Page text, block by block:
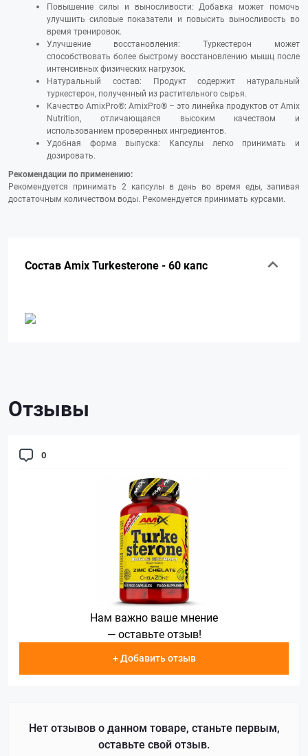
Повышение силы и выносливости: Добавка может помочь
улучшить силовые показатели и повысить выносливость во
время тренировок.
Улучшение восстановления: Туркестерон может
способствовать более быстрому восстановлению мышц после
интенсивных физических нагрузок.
Натуральный состав: Продукт содержит натуральный
туркестерон, полученный из растительного сырья.
Качество AmixPro®: AmixPro® – это линейка продуктов от Amix
Nutrition, отличающаяся высоким качеством и
использованием проверенных ингредиентов.
Удобная форма выпуска: Капсулы легко принимать и
дозировать.
Рекомендации по применению:
Рекомендуется принимать 2 капсулы в день во время еды, запивая
достаточным количеством воды. Рекомендуется принимать курсами.
Состав Amix Turkesterone - 60 капс
Отзывы
0
Нам важно ваше мнение
— оставьте отзыв!
+ Добавить отзыв
Нет отзывов о данном товаре, станьте первым,
оставьте свой отзыв.